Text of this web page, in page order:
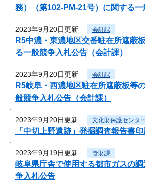
務）（第102-PM-21号）に関する
2023年9月20日更新 会計課
R5中濃・東濃地区交番駐在所遮蔽
る一般競争入札公告（会計課）
2023年9月20日更新 会計課
R5岐阜・西濃地区駐在所遮蔽板等
般競争入札公告（会計課）
2023年9月20日更新 文化財保護センタ
「中切上野遺跡」発掘調査報告書
2023年9月19日更新 管財課
岐阜県庁舎で使用する都市ガスの
争入札公告